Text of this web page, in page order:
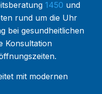
1450 und
rund um die Uhr
bei gesundheitlichen
Konsultation
mit modernen